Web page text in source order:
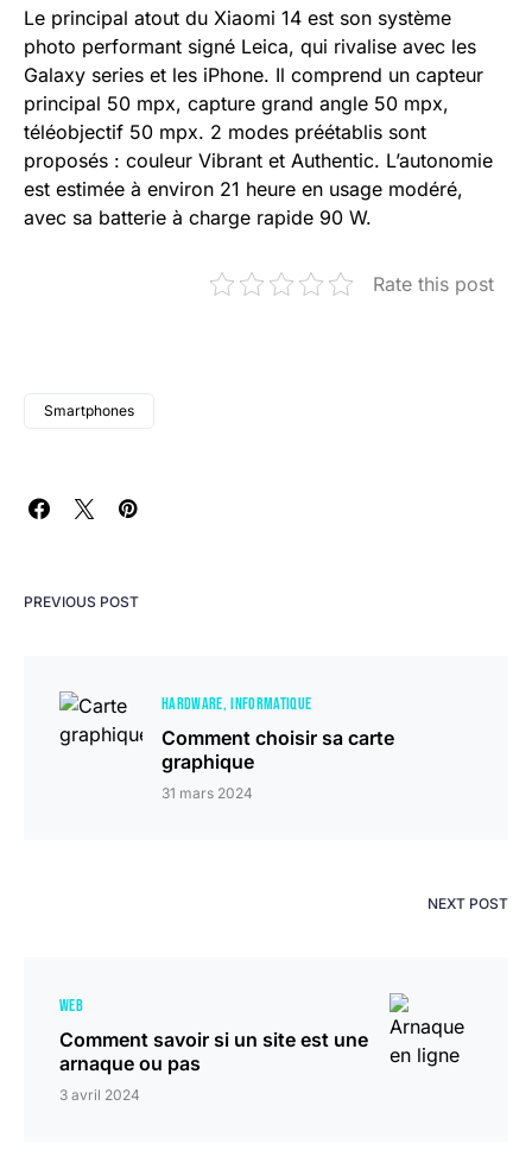
Le principal atout du Xiaomi 14 est son système
photo performant signé Leica, qui rivalise avec les
Galaxy series et les iPhone. Il comprend un capteur
principal 50 mpx, capture grand angle 50 mpx,
téléobjectif 50 mpx. 2 modes préétablis sont
proposés : couleur Vibrant et Authentic. L’autonomie
est estimée à environ 21 heure en usage modéré,
avec sa batterie à charge rapide 90 W.
Rate this post
Smartphones
PREVIOUS POST
HARDWARE INFORMATIQUE
Comment choisir sa carte
graphique
31 mars 2024
NEXT POST
WEB
Comment savoir si un site est une
arnaque ou pas
3 avril 2024